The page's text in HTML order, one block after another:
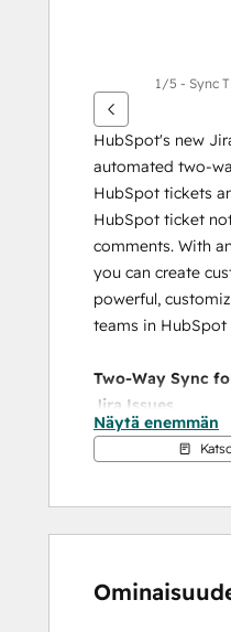
1/5 - Sync
HubSpot's new
automated two-
HubSpot tickets
HubSpot ticket
comments. With
you can create
powerful,
teams in HubSpot
Two-Way Sync
Jira Issues
The Jira app
field mappings,
and Jira issues
ensuring
Two-Way Sync
Näytä enemmän